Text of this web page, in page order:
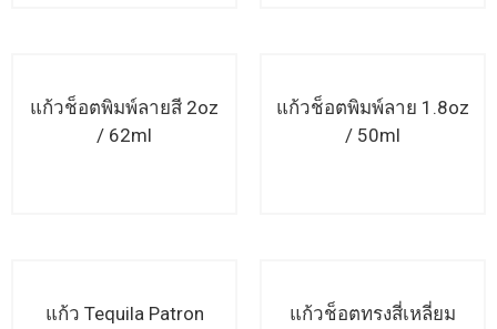
แก้วช็อตพิมพ์ลายสี 2oz
/ 62ml
แก้วช็อตพิมพ์ลาย 1.8oz
/ 50ml
แก้ว Tequila Patron
แก้วช็อตทรงสี่เหลี่ยม